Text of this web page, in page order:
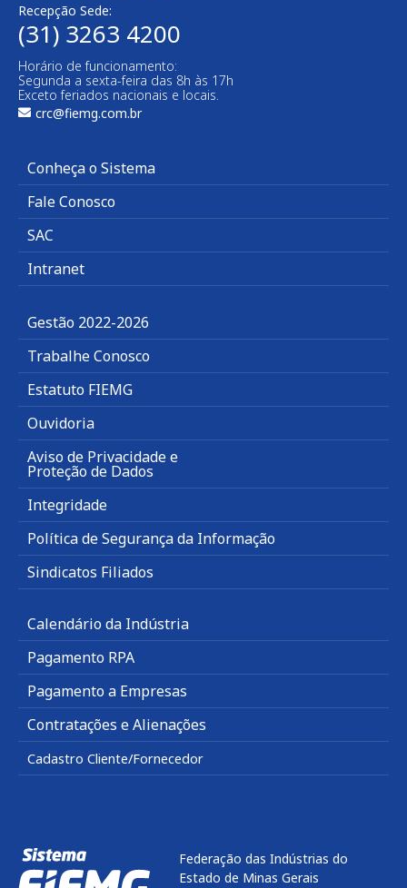
Recepção Sede:
(31) 3263 4200
Horário de funcionamento:
Segunda a sexta-feira das 8h às 17h
Exceto feriados nacionais e locais.
crc@fiemg.com.br
Conheça o Sistema
Fale Conosco
SAC
Intranet
Gestão 2022-2026
Trabalhe Conosco
Estatuto FIEMG
Ouvidoria
Aviso de Privacidade e
Proteção de Dados
Integridade
Política de Segurança da Informação
Sindicatos Filiados
Calendário da Indústria
Pagamento RPA
Pagamento a Empresas
Contratações e Alienações
Cadastro Cliente/Fornecedor
Federação das Indústrias do
Estado de Minas Gerais